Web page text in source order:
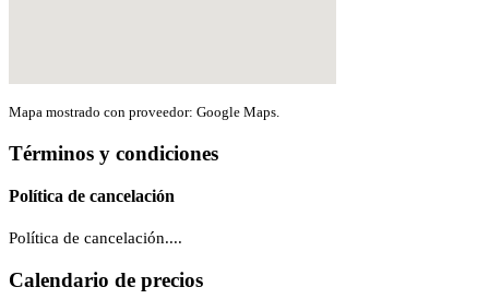
Mapa mostrado con proveedor: Google Maps.
Términos y condiciones
Política de cancelación
Política de cancelación....
Calendario de precios